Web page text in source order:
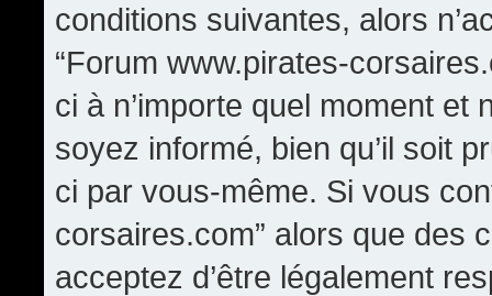
conditions suivantes, alors
“Forum www.pirates-
ci à n’importe quel moment
soyez informé, bien qu’il soit
ci par vous-même. Si vous
corsaires.com” alors que des
acceptez d’être légalement